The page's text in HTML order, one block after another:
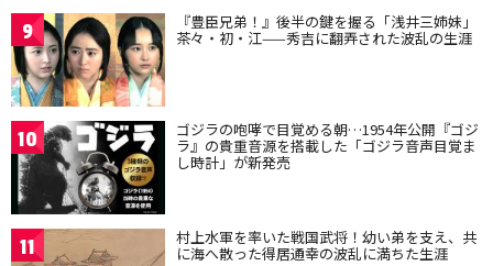
9 『豊臣兄弟！』後半の鍵を握る「浅井三姉妹」
茶々・初・江——秀吉に翻弄された波乱の生涯
10 ゴジラの咆哮で目覚める朝…1954年公開『ゴジ
ラ』の貴重音源を搭載した「ゴジラ音声目覚ま
し時計」が新発売
11 村上水軍を率いた戦国武将！幼い弟を支え、共
に海へ散った得居通幸の波乱に満ちた生涯